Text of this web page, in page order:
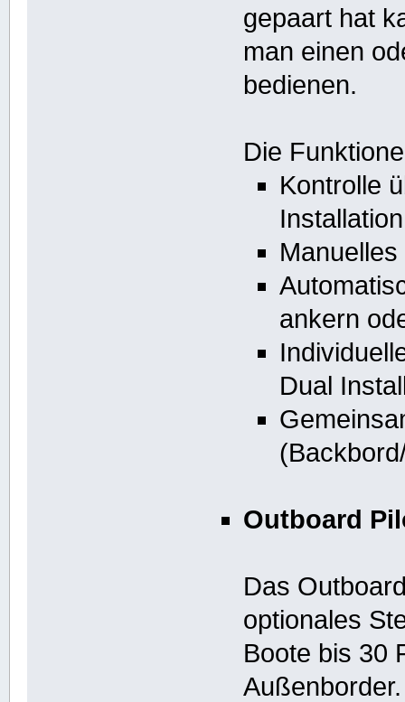
gepaart hat
man einen
bedienen.
Die
Kontrolle
Installation
ankern
Dual
Outboard
Das
optionales
Boote bis 30
Außenborder.